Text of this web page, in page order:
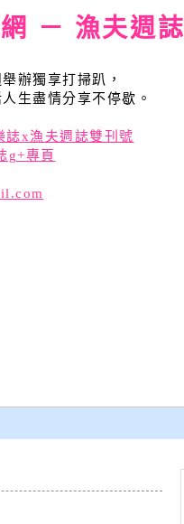
－ 漁夫週誌
辦獨享打掃趴，
生盡情分享不停歇。
誌x漁夫週誌雙刊號
g+專頁